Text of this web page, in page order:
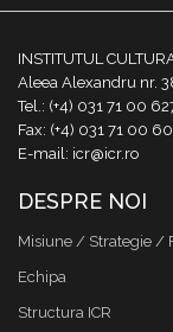
INSTITUTUL
Aleea Alexandru nr.
Tel.: (+4) 031 71 00
Fax: (+4) 031 71 00
E-mail: icr@icr.ro
DESPRE NOI
Misiune / Strategie /
Echipa
Structura ICR